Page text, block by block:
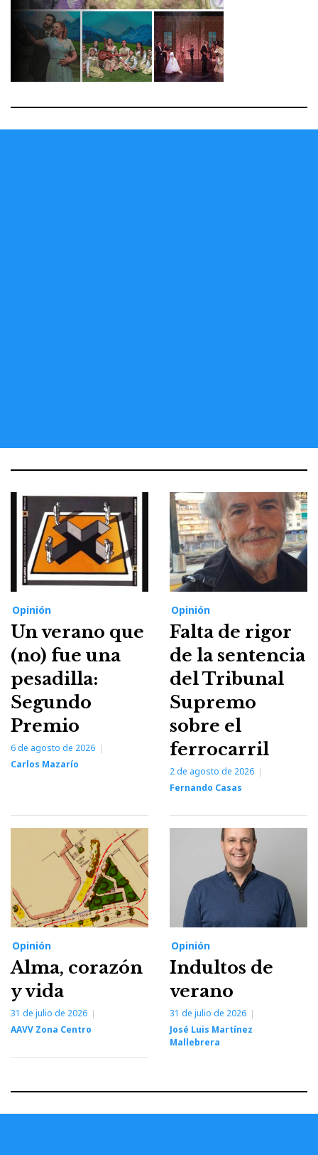
Opinión
Un verano que
(no) fue una
pesadilla:
Segundo
Premio
6 de agosto de 2026
Carlos Mazarío
Opinión
Falta de rigor
de la sentencia
del Tribunal
Supremo
sobre el
ferrocarril
2 de agosto de 2026
Fernando Casas
Opinión
Alma, corazón
y vida
31 de julio de 2026
AAVV Zona Centro
Opinión
Indultos de
verano
31 de julio de 2026
José Luis Martínez
Mallebrera